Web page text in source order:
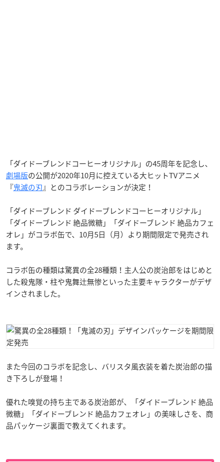
「ダイドーブレンドコーヒーオリジナル」の45周年を記念し、
劇場版の公開が2020年10月に控えている大ヒットTVアニメ
『鬼滅の刃』とのコラボレーションが決定！
「ダイドーブレンド ダイドーブレンドコーヒーオリジナル」
「ダイドーブレンド 絶品微糖」「ダイドーブレンド 絶品カフェ
オレ」がコラボ缶で、10月5日（月）より期間限定で発売され
ます。
コラボ缶の種類は驚異の全28種類！主人公の炭治郎をはじめと
した殺鬼隊・柱や鬼舞辻無惨といった主要キャラクターがデザ
インされました。
また今回のコラボを記念し、バリスタ風衣装を着た炭治郎の描
き下ろしが登場！
優れた嗅覚の持ち主である炭治郎が、「ダイドーブレンド 絶品
微糖」「ダイドーブレンド 絶品カフェオレ」の美味しさを、商
品パッケージ裏面で教えてくれます。